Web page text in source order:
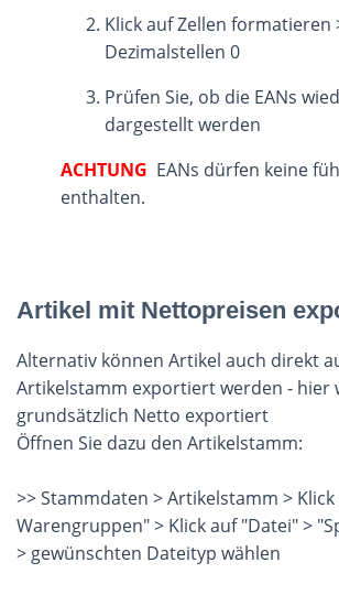
Klick auf Zellen formatieren
Dezimalstellen 0
Prüfen Sie, ob die EANs
dargestellt werden
ACHTUNG EANs dürfen keine
enthalten.
Artikel mit Nettopreisen
Alternativ können Artikel auch direkt
Artikelstamm exportiert werden - hier
grundsätzlich Netto exportiert
Öffnen Sie dazu den Artikelstamm:
>> Stammdaten > Artikelstamm > Klick
Warengruppen" > Klick auf "Datei" >
> gewünschten Dateityp wählen